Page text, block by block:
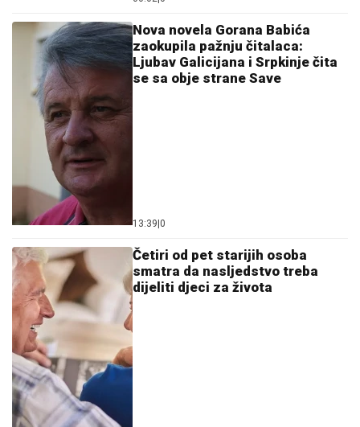
Nova novela Gorana Babića
zaokupila pažnju čitalaca:
Ljubav Galicijana i Srpkinje čita
se sa obje strane Save
13:39 0
Četiri od pet starijih osoba
smatra da nasljedstvo treba
dijeliti djeci za života